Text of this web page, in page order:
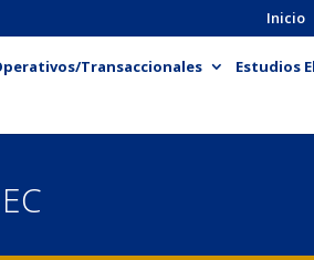
Inicio
Transaccionales Estudios